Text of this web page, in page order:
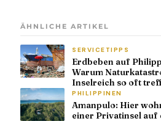
ÄHNLICHE ARTIKEL
SERVICETIPPS
Erdbeben auf
Warum
Inselreich so oft
PHILIPPINEN
Amanpulo: Hier
einer Privatinsel auf